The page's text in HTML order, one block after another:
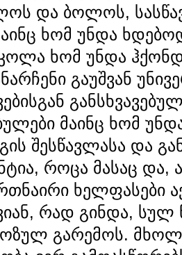
და ბოლოს,
ხომ უნდა
ხომ უნდა
გაუშვან
მაინც ხომ
შესწავლასა და
როცა მასაც და,
ხელფასები
რად გინდა, სულ
გარემოს.